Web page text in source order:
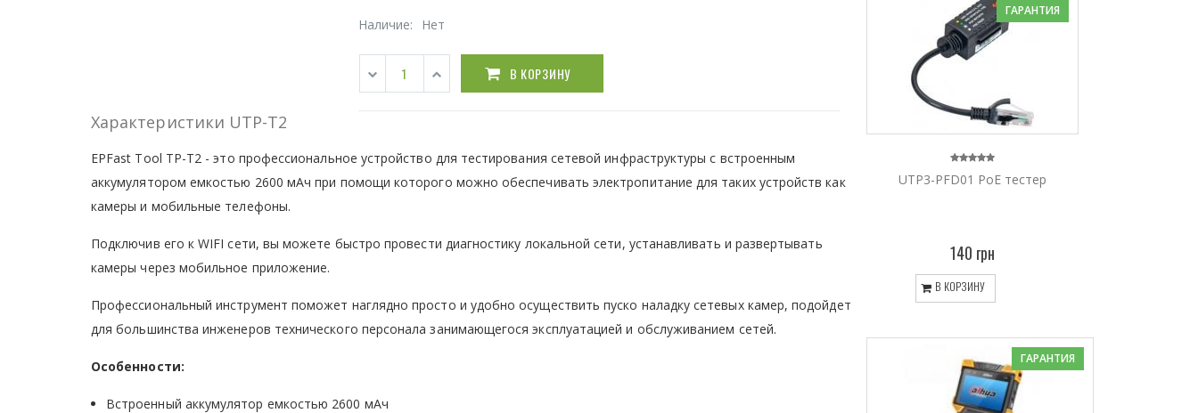
Наличие: Нет
В КОРЗИНУ
Характеристики UTP-T2
EPFast Tool TP-T2 - это профессиональное устройство для тестирования сетевой инфраструктуры с встроенным
аккумулятором емкостью 2600 мАч при помощи которого можно обеспечивать электропитание для таких устройств как
камеры и мобильные телефоны.
Подключив его к WIFI сети, вы можете быстро провести диагностику локальной сети, устанавливать и развертывать
камеры через мобильное приложение.
Профессиональный инструмент поможет наглядно просто и удобно осуществить пуско наладку сетевых камер, подойдет
для большинства инженеров технического персонала занимающегося эксплуатацией и обслуживанием сетей.
Особенности:
Встроенный аккумулятор емкостью 2600 мАч
ГАРАНТИЯ
UTP3-PFD01 PoE тестер
140 грн
В КОРЗИНУ
ГАРАНТИЯ